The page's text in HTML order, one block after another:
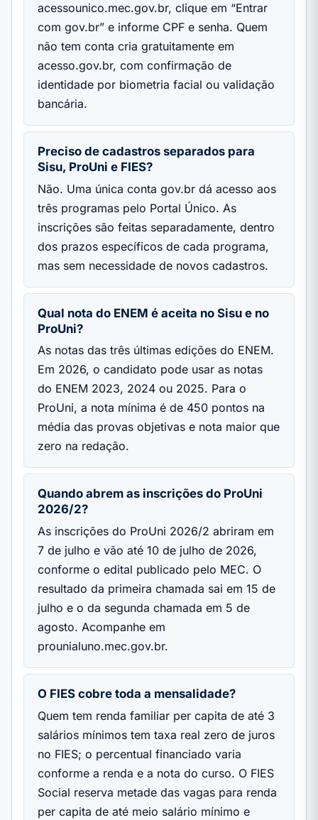
acessounico.mec.gov.br, clique em “Entrar
com gov.br” e informe CPF e senha. Quem
não tem conta cria gratuitamente em
acesso.gov.br, com confirmação de
identidade por biometria facial ou validação
bancária.
Preciso de cadastros separados para
Sisu, ProUni e FIES?
Não. Uma única conta gov.br dá acesso aos
três programas pelo Portal Único. As
inscrições são feitas separadamente, dentro
dos prazos específicos de cada programa,
mas sem necessidade de novos cadastros.
Qual nota do ENEM é aceita no Sisu e no
ProUni?
As notas das três últimas edições do ENEM.
Em 2026, o candidato pode usar as notas
do ENEM 2023, 2024 ou 2025. Para o
ProUni, a nota mínima é de 450 pontos na
média das provas objetivas e nota maior que
zero na redação.
Quando abrem as inscrições do ProUni
2026/2?
As inscrições do ProUni 2026/2 abriram em
7 de julho e vão até 10 de julho de 2026,
conforme o edital publicado pelo MEC. O
resultado da primeira chamada sai em 15 de
julho e o da segunda chamada em 5 de
agosto. Acompanhe em
prounialuno.mec.gov.br.
O FIES cobre toda a mensalidade?
Quem tem renda familiar per capita de até 3
salários mínimos tem taxa real zero de juros
no FIES; o percentual financiado varia
conforme a renda e a nota do curso. O FIES
Social reserva metade das vagas para renda
per capita de até meio salário mínimo e